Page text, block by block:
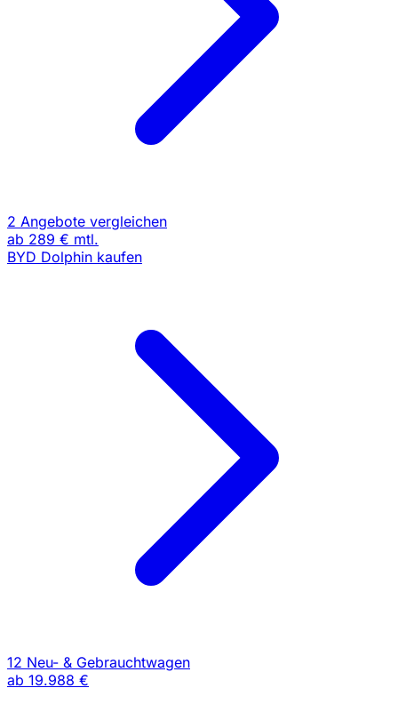
2 Angebote vergleichen
ab 289 € mtl.
BYD Dolphin kaufen
12 Neu- & Gebrauchtwagen
ab 19.988 €